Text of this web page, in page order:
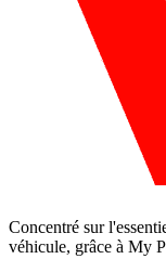
Concentré sur
véhicule, grâce à My